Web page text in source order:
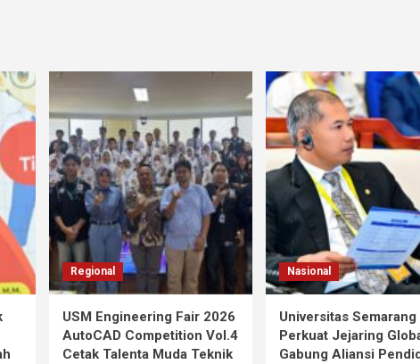
Regional
USM Engineering Fair 2026
AutoCAD Competition Vol.4
Cetak Talenta Muda Teknik
Nasional
Universitas Semarang
Perkuat Jejaring
Gabung Aliansi